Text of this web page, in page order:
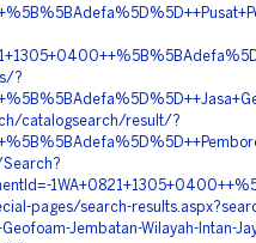
?
catalogsearch/result/?
pages/search-
Jembatan-Wilayah-Intan-